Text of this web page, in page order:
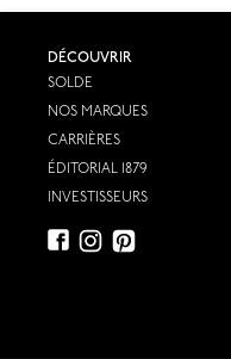
DÉCOUVRIR
SOLDE
NOS MARQUES
CARRIÈRES
ÉDITORIAL 1879
INVESTISSEURS